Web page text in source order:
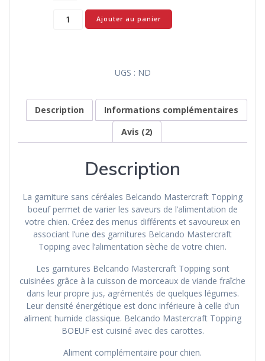
quantité
garniture
complémentaire
Ajouter au panier
UGS : ND
Description
Informations complémentaires
Avis (2)
Description
La garniture sans céréales Belcando Mastercraft Topping
boeuf permet de varier les saveurs de l’alimentation de
votre chien. Créez des menus différents et savoureux en
associant l’une des garnitures Belcando Mastercraft
Topping avec l’alimentation sèche de votre chien.
Les garnitures Belcando Mastercraft Topping sont
cuisinées grâce à la cuisson de morceaux de viande fraîche
dans leur propre jus, agrémentés de quelques légumes.
Leur densité énergétique est donc inférieure à celle d’un
aliment humide classique. Belcando Mastercraft Topping
BOEUF est cuisiné avec des carottes.
Aliment complémentaire pour chien.